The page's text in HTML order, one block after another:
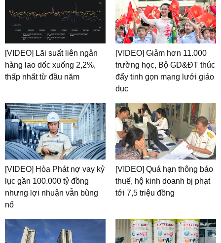
[VIDEO] Lãi suất liên ngân
hàng lao dốc xuống 2,2%,
thấp nhất từ đầu năm
[VIDEO] Giảm hơn 11.000
trường học, Bộ GD&ĐT thúc
đẩy tinh gọn mạng lưới giáo
dục
[VIDEO] Hòa Phát nợ vay kỷ
lục gần 100.000 tỷ đồng
nhưng lợi nhuận vẫn bùng
nổ
[VIDEO] Quá hạn thông báo
thuế, hộ kinh doanh bị phạt
tới 7,5 triệu đồng